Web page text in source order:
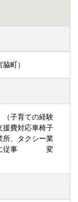
町）
（子育ての経験
費対応車椅子
所、タクシー業
心に従事 変